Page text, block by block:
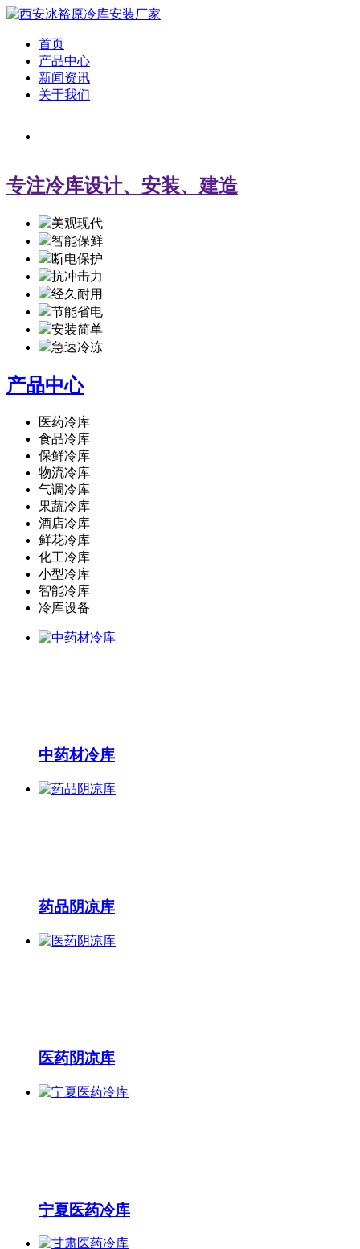
首页
产品中心
新闻资讯
关于我们
专注冷库设计、安装、建造
美观现代
智能保鲜
断电保护
抗冲击力
经久耐用
节能省电
安装简单
急速冷冻
产品中心
医药冷库
食品冷库
保鲜冷库
物流冷库
气调冷库
果蔬冷库
酒店冷库
鲜花冷库
化工冷库
小型冷库
智能冷库
冷库设备
中药材冷库
药品阴凉库
医药阴凉库
宁夏医药冷库